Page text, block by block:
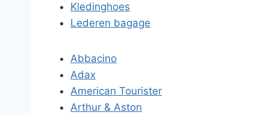
Kledinghoes
Lederen bagage
Abbacino
Adax
American Tourister
Arthur & Aston